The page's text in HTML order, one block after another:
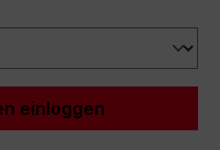
einloggen